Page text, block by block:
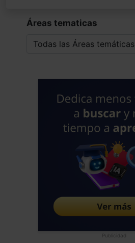
Áreas tematicas
Publicidad